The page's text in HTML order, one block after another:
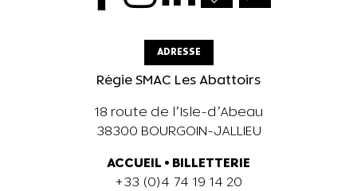
ADRESSE
Régie SMAC Les Abattoirs
18 route de l’Isle-d’Abeau
38300 BOURGOIN-JALLIEU
ACCUEIL • BILLETTERIE
+33 (0)4 74 19 14 20